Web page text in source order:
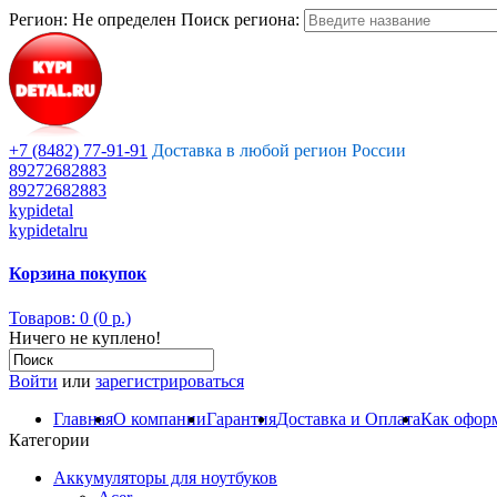
Регион: Не определен Поиск региона:
+7 (8482) 77-91-91 Доставка в любой регион России
89272682883
89272682883
kypidetal
kypidetalru
Корзина покупок
Товаров: 0 (0 р.)
Ничего не куплено!
Войти или зарегистрироваться
ГлавнаяО компанииГарантияДоставка и ОплатаКак
Категории
Аккумуляторы для ноутбуков